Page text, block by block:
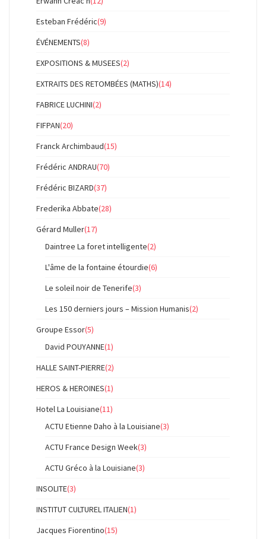
Esteban Frédéric(9)
ÉVÉNEMENTS(8)
EXPOSITIONS & MUSEES(2)
EXTRAITS DES RETOMBÉES (MATHS)(14)
FABRICE LUCHINI(2)
FIFPAN(20)
Franck Archimbaud(15)
Frédéric ANDRAU(70)
Frédéric BIZARD(37)
Frederika Abbate(28)
Gérard Muller(17)
Daintree La foret intelligente(2)
L'âme de la fontaine étourdie(6)
Le soleil noir de Tenerife(3)
Les 150 derniers jours – Mission Humanis(2)
Groupe Essor(5)
David POUYANNE(1)
HALLE SAINT-PIERRE(2)
HEROS & HEROINES(1)
Hotel La Louisiane(11)
ACTU Etienne Daho à la Louisiane(3)
ACTU France Design Week(3)
ACTU Gréco à la Louisiane(3)
INSOLITE(3)
INSTITUT CULTUREL ITALIEN(1)
Jacques Fiorentino(15)